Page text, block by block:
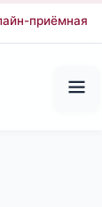
приёмная